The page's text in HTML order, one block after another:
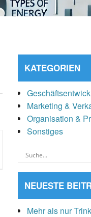
KATEGORIEN
Marketing &
Organisation &
Sonstiges
NEUESTE
Mehr als nur